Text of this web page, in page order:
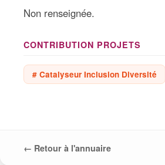
Non renseignée.
CONTRIBUTION PROJETS
# Catalyseur Inclusion Diversité
← Retour à l'annuaire